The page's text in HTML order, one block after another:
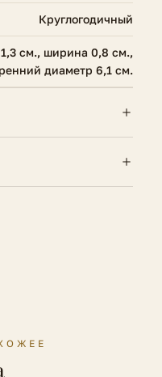
Круглогодичный
см., ширина 0,8 см.,
диаметр 6,1 см.
Оплата картой